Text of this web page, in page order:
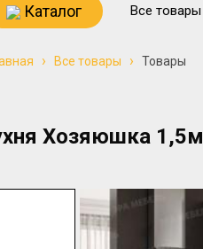
Все товары
Каталог
› Все товары › Товары
Хозяюшка 1,5м